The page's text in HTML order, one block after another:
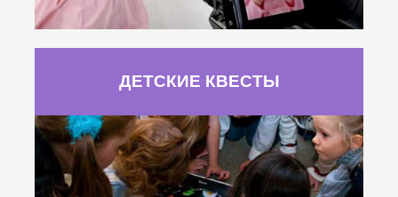
ДЕТСКИЕ КВЕСТЫ